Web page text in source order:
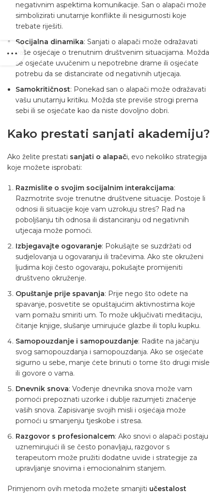
negativnim aspektima komunikacije. San o alapači može
simbolizirati unutarnje konflikte ili nesigurnosti koje
trebate riješiti.
Socijalna dinamika: Sanjati o alapači može odražavati
vaše osjećaje o trenutnim društvenim situacijama. Možda
se osjećate uvučenim u nepotrebne drame ili osjećate
potrebu da se distancirate od negativnih utjecaja.
Samokritičnost: Ponekad san o alapači može odražavati
vašu unutarnju kritiku. Možda ste previše strogi prema
sebi ili se osjećate kao da niste dovoljno dobri.
Kako prestati sanjati akademiju?
Ako želite prestati sanjati o alapači, evo nekoliko strategija
koje možete isprobati:
Razmislite o svojim socijalnim interakcijama:
Razmotrite svoje trenutne društvene situacije. Postoje li
odnosi ili situacije koje vam uzrokuju stres? Rad na
poboljšanju tih odnosa ili distanciranju od negativnih
utjecaja može pomoći.
Izbjegavajte ogovaranje: Pokušajte se suzdržati od
sudjelovanja u ogovaranju ili tračevima. Ako ste okruženi
ljudima koji često ogovaraju, pokušajte promijeniti
društveno okruženje.
Opuštanje prije spavanja: Prije nego što odete na
spavanje, posvetite se opuštajućim aktivnostima koje
vam pomažu smiriti um. To može uključivati meditaciju,
čitanje knjige, slušanje umirujuće glazbe ili toplu kupku.
Samopouzdanje i samopouzdanje: Radite na jačanju
svog samopouzdanja i samopouzdanja. Ako se osjećate
sigurno u sebe, manje ćete brinuti o tome što drugi misle
ili govore o vama.
Dnevnik snova: Vođenje dnevnika snova može vam
pomoći prepoznati uzorke i dublje razumjeti značenje
vaših snova. Zapisivanje svojih misli i osjećaja može
pomoći u smanjenju tjeskobe i stresa.
Razgovor s profesionalcem: Ako snovi o alapači postaju
uznemirujući ili se često ponavljaju, razgovor s
terapeutom može pružiti dodatne uvide i strategije za
upravljanje snovima i emocionalnim stanjem.
Primjenom ovih metoda možete smanjiti učestalost